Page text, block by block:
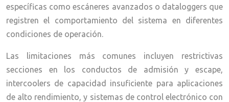
específicas como escáneres avanzados o dataloggers que
registren el comportamiento del sistema en diferentes
condiciones de operación.
Las limitaciones más comunes incluyen restrictivas
secciones en los conductos de admisión y escape,
intercoolers de capacidad insuficiente para aplicaciones
de alto rendimiento, y sistemas de control electrónico con